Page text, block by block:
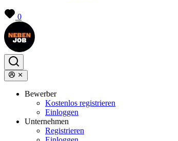
0
Bewerber
Kostenlos registrieren
Einloggen
Unternehmen
Registrieren